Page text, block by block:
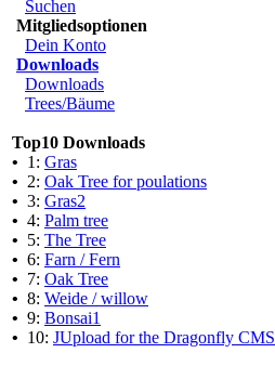
Suchen
Mitgliedsoptionen
Dein Konto
Downloads
Downloads
Trees/Bäume
Top10 Downloads
• 1: Gras
• 2: Oak Tree for poulations
• 3: Gras2
• 4: Palm tree
• 5: The Tree
• 6: Farn / Fern
• 7: Oak Tree
• 8: Weide / willow
• 9: Bonsai1
• 10: JUpload for the Dragonfly CMS